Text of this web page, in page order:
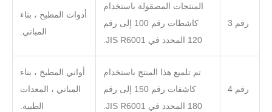
رقم 3
المنتجات المصقولة باستخدام
كاشطات رقم 100 إلى رقم
120 المحدد في JIS R6001.
أدوات المطبخ ، بناء
المباني.
رقم 4
تم تلميع هذا المنتج باستخدام
كاشفات رقم 150 إلى رقم
180 المحدد في JIS R6001.
أواني المطبخ ، بناء
المباني ، المعدات
الطبية.